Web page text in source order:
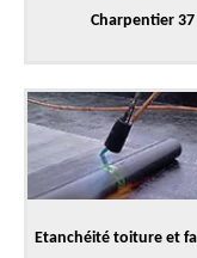
Charpentier 37
Etanchéité toiture et